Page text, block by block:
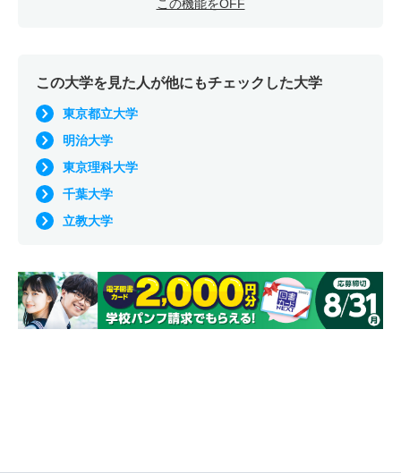
この機能をOFF
この大学を見た人が他にもチェックした大学
東京都立大学
明治大学
東京理科大学
千葉大学
立教大学